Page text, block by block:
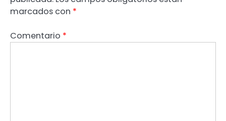
marcados con *
Comentario *